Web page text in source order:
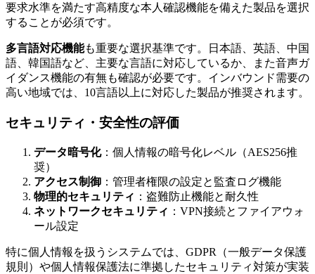
要求水準を満たす高精度な本人確認機能を備えた製品を選択
することが必須です。
多言語対応機能も重要な選択基準です。日本語、英語、中国
語、韓国語など、主要な言語に対応しているか、また音声ガ
イダンス機能の有無も確認が必要です。インバウンド需要の
高い地域では、10言語以上に対応した製品が推奨されます。
セキュリティ・安全性の評価
データ暗号化：個人情報の暗号化レベル（AES256推
奨）
アクセス制御 ：管理者権限の設定と監査ログ機能
物理的セキュリティ ：盗難防止機能と耐久性
ネットワークセキュリティ ：VPN接続とファイアウォ
ール設定
特に個人情報を扱うシステムでは、GDPR（一般データ保護
規則）や個人情報保護法に準拠したセキュリティ対策が実装